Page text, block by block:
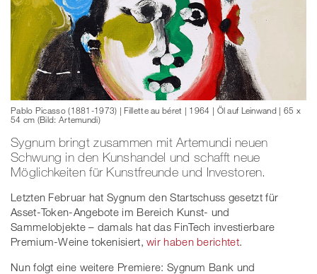
Pablo Picasso (1881-1973) | Fillette au béret | 1964 | Öl auf Leinwand | 65 x
54 cm (Bild: Artemundi)
Sygnum bringt zusammen mit Artemundi neuen
Schwung in den Kunshandel und schafft neue
Möglichkeiten für Kunstfreunde und Investoren.
Letzten Februar hat Sygnum den Startschuss gesetzt für
Asset-Token-Angebote im Bereich Kunst- und
Sammelobjekte – damals hat das FinTech investierbare
Premium-Weine tokenisiert,wir haben berichtet.
Nun folgt eine weitere Premiere: Sygnum Bank und